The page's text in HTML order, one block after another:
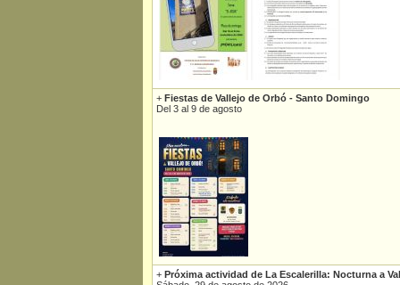
+ Fiestas de Vallejo de Orbó - Santo Domingo
Del 3 al 9 de agosto
+ Próxima actividad de La Escalerilla: Nocturna a